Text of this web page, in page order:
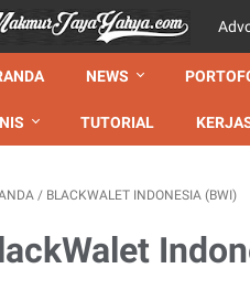
NEWS
TUTORIAL
/ BLACKWALET INDONESIA (BWI)